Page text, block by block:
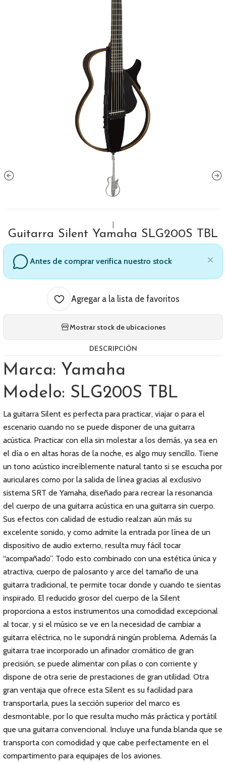
Guitarra Silent Yamaha SLG200S TBL
Antes de comprar verifica nuestro stock
Agregar a la lista de favoritos
Mostrar stock de ubicaciones
DESCRIPCIÓN
Marca: Yamaha
Modelo: SLG200S TBL
La guitarra Silent es perfecta para practicar, viajar o para el
escenario cuando no se puede disponer de una guitarra
acústica. Practicar con ella sin molestar a los demás, ya sea en
el día o en altas horas de la noche, es algo muy sencillo. Tiene
un tono acústico increíblemente natural tanto si se escucha por
auriculares como por la salida de línea gracias al exclusivo
sistema SRT de Yamaha, diseñado para recrear la resonancia
del cuerpo de una guitarra acústica en una guitarra sin cuerpo.
Sus efectos con calidad de estudio realzan aún más su
excelente sonido, y como admite la entrada por línea de un
dispositivo de audio externo, resulta muy fácil tocar
“acompañado”. Todo esto combinado con una estética única y
atractiva, cuerpo de palosanto y arce del tamaño de una
guitarra tradicional, te permite tocar donde y cuando te sientas
inspirado. El reducido grosor del cuerpo de la Silent
proporciona a estos instrumentos una comodidad excepcional
al tocar, y si el músico se ve en la necesidad de cambiar a
guitarra eléctrica, no le supondrá ningún problema. Además la
guitarra trae incorporado un afinador cromático de gran
precisión, se puede alimentar con pilas o con corriente y
dispone de otra serie de prestaciones de gran utilidad. Otra
gran ventaja que ofrece esta Silent es su facilidad para
transportarla, pues la sección superior del marco es
desmontable, por lo que resulta mucho más práctica y portátil
que una guitarra convencional. Incluye una funda blanda que se
transporta con comodidad y que cabe perfectamente en el
compartimento para equipajes de los aviones.